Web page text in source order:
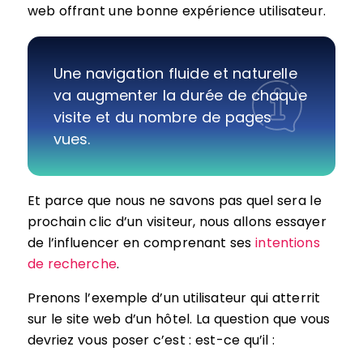
web offrant une bonne expérience utilisateur.
Une navigation fluide et naturelle
va augmenter la durée de chaque
visite et du nombre de pages
vues.
Et parce que nous ne savons pas quel sera le
prochain clic d’un visiteur, nous allons essayer
de l’influencer en comprenant sesintentions
de recherche.
Prenons l’exemple d’un utilisateur qui atterrit
sur le site web d’un hôtel. La question que vous
devriez vous poser c’est : est-ce qu’il :